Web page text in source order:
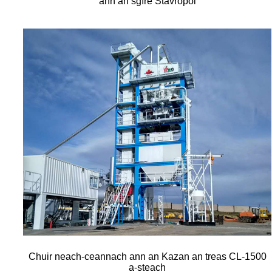
Chuir neach-ceannach ann an Kazan an treas CL-1500
a-steach